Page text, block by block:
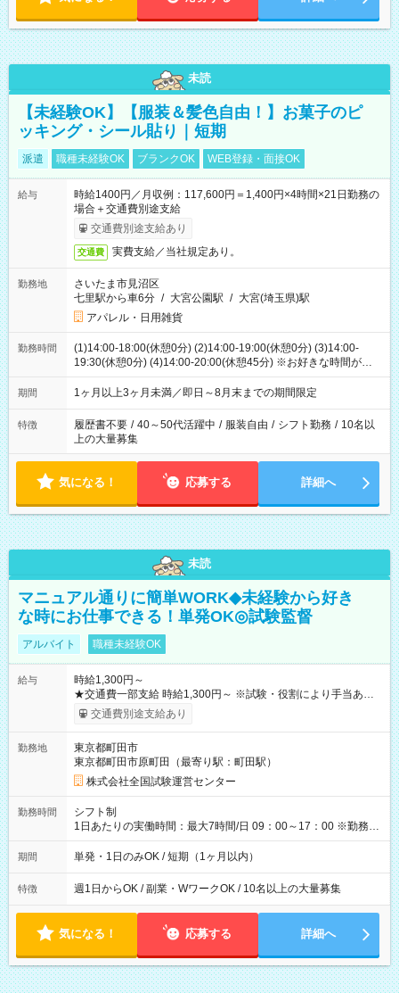
未読
【未経験OK】【服装＆髪色自由！】お菓子のピ
ッキング・シール貼り｜短期
派遣 職種未経験OK ブランクOK WEB登録・面接OK
給与
時給1400円／月収例：117,600円＝1,400円×4時間×21日勤務の
場合＋交通費別途支給
交通費別途支給あり
交通費 実費支給／当社規定あり。
勤務地
さいたま市見沼区
七里駅から車6分 / 大宮公園駅 / 大宮(埼玉県)駅
アパレル・日用雑貨
勤務時間
(1)14:00-18:00(休憩0分) (2)14:00-19:00(休憩0分) (3)14:00-
19:30(休憩0分) (4)14:00-20:00(休憩45分) ※お好きな時間が選べ
ます
期間 1ヶ月以上3ヶ月未満／即日～8月末までの期間限定
特徴 履歴書不要 / 40～50代活躍中 / 服装自由 / シフト勤務 / 10名以
上の大量募集
気になる！ 応募する 詳細へ
未読
マニュアル通りに簡単WORK◆未経験から好き
な時にお仕事できる！単発OK◎試験監督
アルバイト 職種未経験OK
給与
時給1,300円～
★交通費一部支給 時給1,300円～ ※試験・役割により手当あり
※勤務回数により昇給あり 【即給（前払い）オプションあ
り！】 希望される場合、勤務から1週間ほどで給与の一部を受け
例】 ・河合塾模擬試験 8:30～17:30（休憩1時間） 時給1,300円
×8時間＝日収10,400円＋交通費 ※当日の役割により時給＋100
円の場合あり ・国家試験 7:00～13:30（休憩なし） 時給1,300
円（役割手当＋100円）×6時間＝日収8,400円＋交通費 【試用期
間】試用期間なし
交通費別途支給あり
勤務地
東京都町田市
東京都町田市原町田（最寄り駅：町田駅）
株式会社全国試験運営センター
勤務時間
シフト制
1日あたりの実働時間：最大7時間/日 09：00～17：00 ※勤務時
間は 試験により異なります。
期間 単発・1日のみOK / 短期（1ヶ月以内）
特徴 週1日からOK / 副業・WワークOK / 10名以上の大量募集
気になる！ 応募する 詳細へ